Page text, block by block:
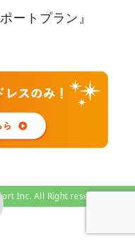
ートプラン』
Inc. All Right reserved.